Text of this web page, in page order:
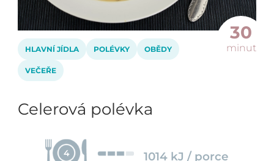
30
minut
HLAVNÍ JÍDLA POLÉVKY OBĚDY
VEČEŘE
Celerová polévka
4 1014 kJ / porce